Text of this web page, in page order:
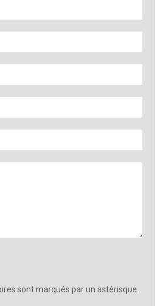
sont marqués par un astérisque.